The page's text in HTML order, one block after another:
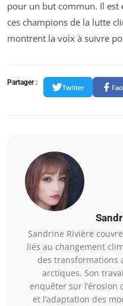
pour un but commun. Il est
ces champions de la lutte
montrent la voix à suivre
Partager :
Twitter
Sandrine Rivière
liés au changement
des transformations
arctiques. Son
enquêter sur
et l’adaptation des